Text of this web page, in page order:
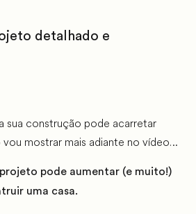
detalhado e
sua construção pode acarretar
mostrar mais adiante no vídeo…
pode aumentar (e muito!)
uma casa.